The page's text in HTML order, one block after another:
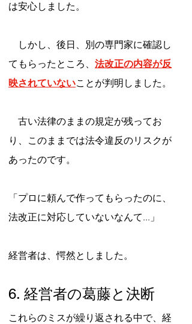
は安心しました。
しかし、後日、別の専門家に確認し
てもらったところ、 法改正の内容が反
映されていないことが判明しました。
古い法律のままの規定が残ってお
り、このままでは法令違反のリスクが
あったのです。
「プロに頼んで作ってもらったのに、
法改正に対応していないなんて...」
経営者は、愕然としました。
6. 経営者の葛藤と決断
これらのミスが繰り返される中で、経